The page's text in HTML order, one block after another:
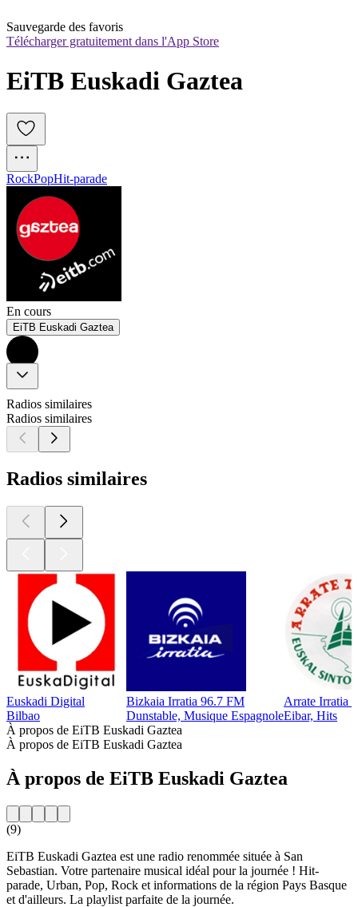
Sauvegarde des favoris
Télécharger gratuitement dans l'App Store
EiTB Euskadi Gaztea
RockPopHit-parade
En cours
EiTB Euskadi Gaztea
Radios similaires
Radios similaires
Radios similaires
Euskadi Digital
Bilbao
Bizkaia Irratia 96.7 FM
Dunstable, Musique Espagnole
Arrate Irratia
Eibar, Hits
À propos de EiTB Euskadi Gaztea
À propos de EiTB Euskadi Gaztea
À propos de EiTB Euskadi Gaztea
(9)
EiTB Euskadi Gaztea est une radio renommée située à San
Sebastian. Votre partenaire musical idéal pour la journée ! Hit-
parade, Urban, Pop, Rock et informations de la région Pays Basque
et d'ailleurs. La playlist parfaite de la journée.